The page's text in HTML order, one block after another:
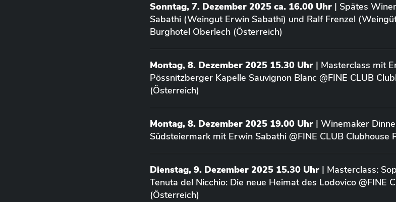
Sonntag, 7. Dezember 2025 ca. 16.00 Uhr | Spätes
Sabathi (Weingut Erwin Sabathi) und Ralf Frenzel
Burghotel Oberlech (Österreich)
Montag, 8. Dezember 2025 15.30 Uhr | Masterclass mit
Pössnitzberger Kapelle Sauvignon Blanc @FINE CLUB
(Österreich)
Montag, 8. Dezember 2025 19.00 Uhr | Winemaker
Südsteiermark mit Erwin Sabathi @FINE CLUB Clubhouse
Dienstag, 9. Dezember 2025 15.30 Uhr | Masterclass:
Tenuta del Nicchio: Die neue Heimat des Lodovico @FINE
(Österreich)